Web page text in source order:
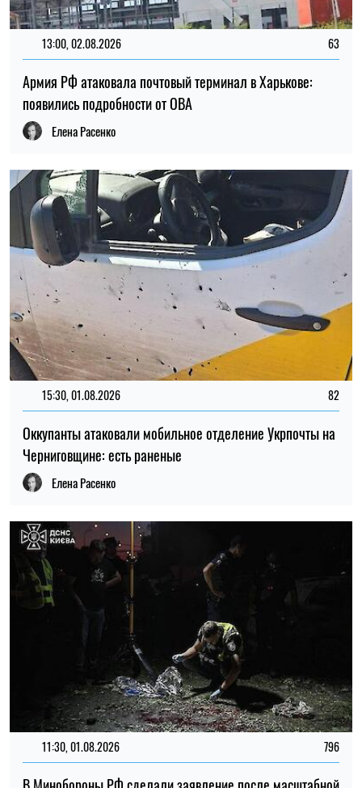
15:30, 01.08.2026
Черниговщине: есть раненые
Елена Расенко
11:30, 01.08.2026
атаки на Киев
Елена Расенко